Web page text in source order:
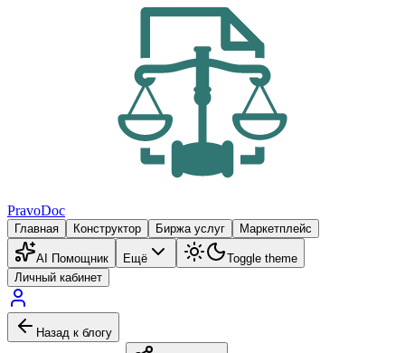
PravoDoc
Главная Конструктор Биржа услуг Маркетплейс
AI Помощник Ещё
Toggle theme
Личный кабинет
Назад к блогу